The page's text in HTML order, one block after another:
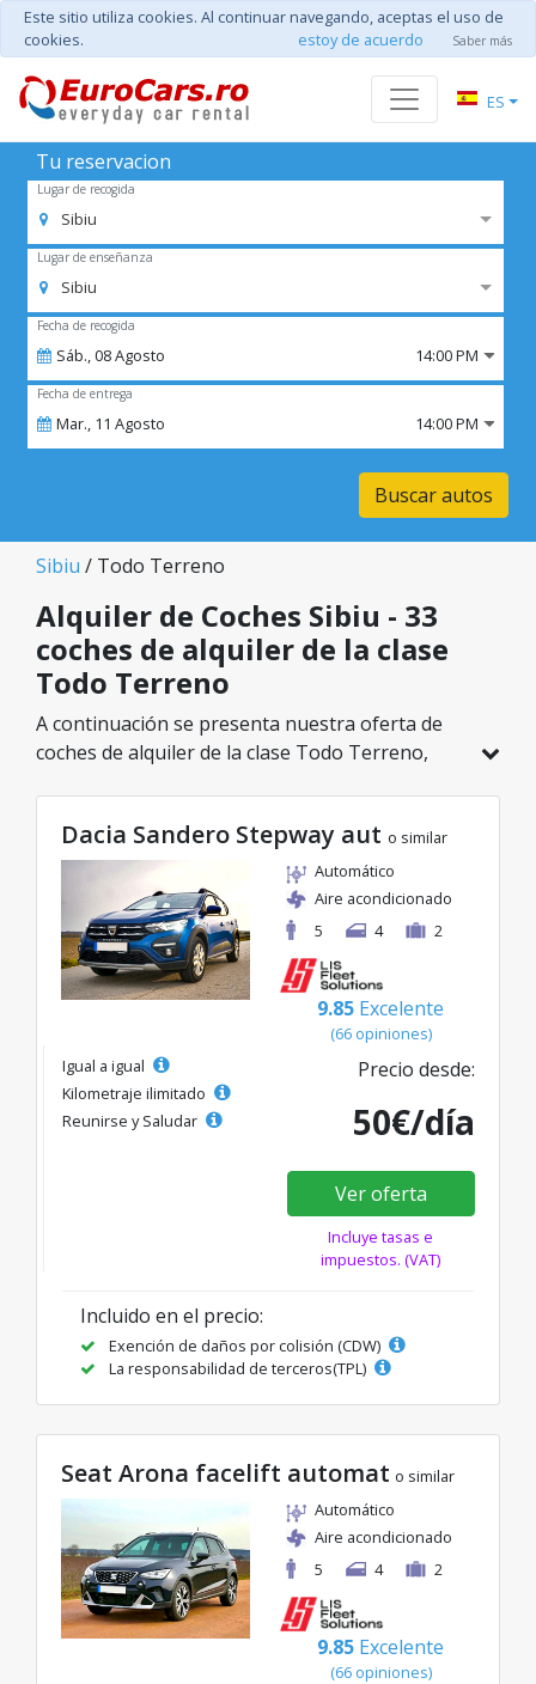
Este sitio utiliza cookies. Al continuar navegando, aceptas el uso de
cookies.
estoy de acuerdo Saber más
ES
Tu reservacion
Lugar de recogida
Sibiu
Lugar de enseñanza
Sibiu
Fecha de recogida
Sáb.,08Agosto 14:00 PM
Fecha de entrega
Mar., 11 Agosto 14:00 PM
Buscar autos
Sibiu / Todo Terreno
Alquiler de Coches Sibiu - 33
coches de alquiler de la clase
Todo Terreno
A continuación se presenta nuestra oferta de
coches de alquiler de la clase Todo Terreno,
de la categoría seleccionada, con tarifas
excelentes desde solo 30€/día.
Dacia Sandero Stepway aut o similar
Automático
Aire acondicionado
5
4 2
9.85 Excelente
(66 opiniones)
Igual a igual
Kilometraje ilimitado
Reunirse y Saludar
Precio desde:
50€/día
Ver oferta
Incluye tasas e
impuestos. (VAT)
Incluido en el precio:
Exención de daños por colisión (CDW)
La responsabilidad de terceros(TPL)
Seat Arona facelift automat o similar
Automático
Aire acondicionado
5
4 2
9.85 Excelente
(66 opiniones)